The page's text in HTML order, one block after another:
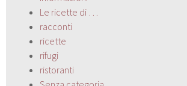
Le ricette di …
racconti
ricette
rifugi
ristoranti